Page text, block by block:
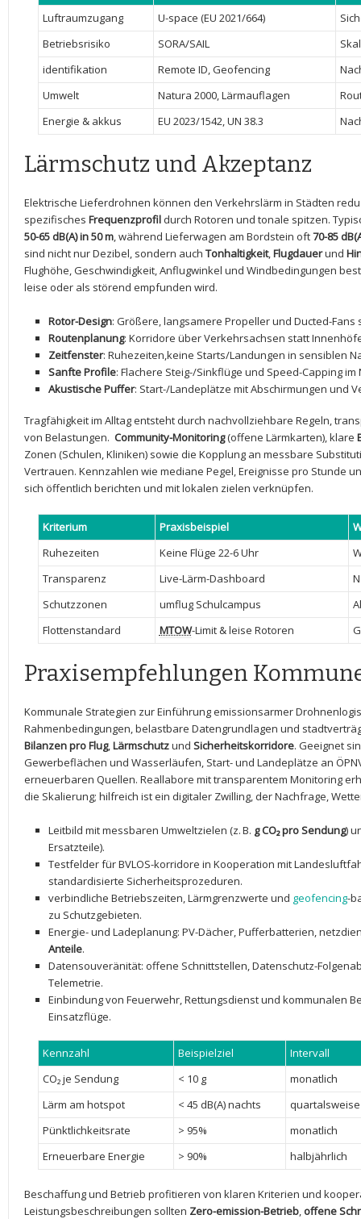
Luftraumzugang
U-space (EU ⁢2021/664)
Betriebsrisiko
SORA/SAIL
identifikation
Remote ID, Geofencing
Umwelt
Natura 2000, Lärmauflagen
Energie & akkus
EU 2023/1542, UN​ 38.3
Lärmschutz​ und Akzeptanz
Elektrische ⁣Lieferdrohnen können den ⁣Verkehrslärm in Städten
‌spezifisches​ Frequenzprofil ‌durch ⁢Rotoren und tonale spitzen.⁣
50-65 dB(A) ‍in 50 m , während Lieferwagen ‍am Bordstein oft70-85
sind nicht nur Dezibel, sondern auch Tonhaltigkeit, Flugdauer⁢und
Flughöhe, Geschwindigkeit, ​Anflugwinkel und‍ Windbedingungen⁣
leise⁤ oder als ⁣störend empfunden wird.
Rotor-Design:‌ Größere, langsamere Propeller und Ducted-Fans
Routenplanung: ⁣Korridore über Verkehrsachsen statt
Zeitfenster: Ruhezeiten,keine ⁣Starts/Landungen in sensiblen
Sanfte​ Profile: Flachere Steig-/Sinkflüge und Speed-Capping im
Akustische Puffer: Start-/Landeplätze mit⁢ Abschirmungen ‌und
Tragfähigkeit im Alltag entsteht durch nachvollziehbare Regeln,​
von‍ Belastungen. ⁤ Community-Monitoring(offene ​Lärmkarten), klare
Zonen (Schulen, ​Kliniken) sowie die Kopplung an messbare
Vertrauen. Kennzahlen wie mediane Pegel, Ereignisse pro Stunde
sich öffentlich berichten und mit lokalen ‌zielen⁢ verknüpfen.
Kriterium Praxisbeispiel
Ruhezeiten
Keine Flüge 22-6 Uhr
Transparenz
Live-Lärm-Dashboard
Schutzzonen
umflug‌ Schulcampus
Flottenstandard
MTOW-Limit & leise⁣ Rotoren
Praxisempfehlungen
Kommunale Strategien⁤ zur Einführung emissionsarmer
‌Rahmenbedingungen, ‍belastbare Datengrundlagen ‌und
Bilanzen pro Flug, Lärmschutzund Sicherheitskorridore.⁤ Geeignet
⁢Gewerbeflächen und Wasserläufen, Start- und Landeplätze an
erneuerbaren ‌Quellen.⁣ Reallabore mit transparentem Monitoring
die Skalierung; hilfreich ist ein digitaler Zwilling, der Nachfrage,
Leitbild mit‍ messbaren Umweltzielen (z. B. g⁤ CO₂ pro ​Sendung)​
Ersatzteile).
Testfelder für BVLOS-korridore in Kooperation mit
standardisierte Sicherheitsprozeduren.
verbindliche Betriebszeiten,⁤ Lärmgrenzwerte und geofencing-
zu Schutzgebieten.
Energie- und Ladeplanung: PV-Dächer, Pufferbatterien,
Anteile.
Datensouveränität: offene⁤ Schnittstellen, Datenschutz-
Telemetrie.
Einbindung⁤ von Feuerwehr, Rettungsdienst und kommunalen
Einsatzflüge.
Kennzahl Beispielziel
Intervall
CO₂ je Sendung
< ⁣10 g
monatlich
Lärm am⁤ hotspot
< 45 dB(A) nachts
quartalsweise
Pünktlichkeitsrate
> ⁤95%
monatlich
Erneuerbare Energie
> ‍90% halbjährlich
Beschaffung und Betrieb ‍profitieren von klaren Kriterien und
Leistungsbeschreibungen sollten Zero-emission-Betrieb offene